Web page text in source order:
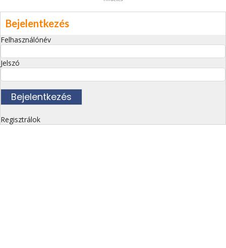
Bejelentkezés
Felhasználónév
Jelszó
Regisztrálok